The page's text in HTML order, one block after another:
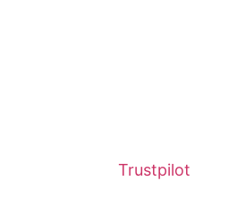
Trustpilot